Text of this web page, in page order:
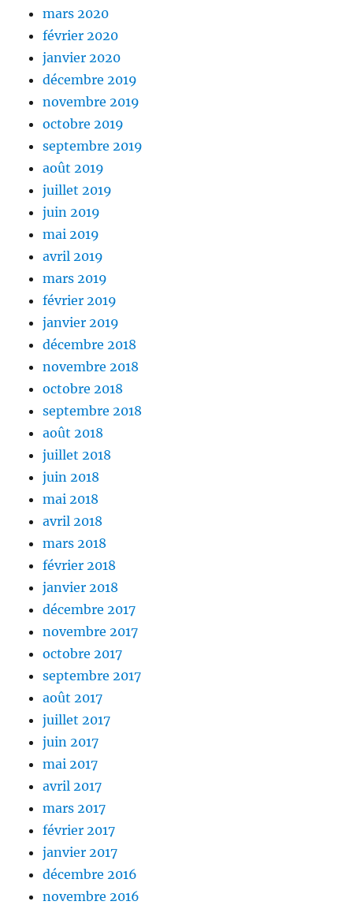
mars 2020
février 2020
janvier 2020
décembre 2019
novembre 2019
octobre 2019
septembre 2019
août 2019
juillet 2019
juin 2019
mai 2019
avril 2019
mars 2019
février 2019
janvier 2019
décembre 2018
novembre 2018
octobre 2018
septembre 2018
août 2018
juillet 2018
juin 2018
mai 2018
avril 2018
mars 2018
février 2018
janvier 2018
décembre 2017
novembre 2017
octobre 2017
septembre 2017
août 2017
juillet 2017
juin 2017
mai 2017
avril 2017
mars 2017
février 2017
janvier 2017
décembre 2016
novembre 2016